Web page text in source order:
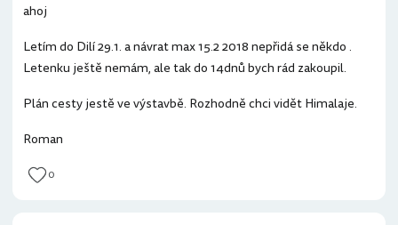
ahoj
Letím do Dilí 29.1. a návrat max 15.2 2018 nepřidá se někdo .
Letenku ještě nemám, ale tak do 14dnů bych rád zakoupil.
Plán cesty jestě ve výstavbě. Rozhodně chci vidět Himalaje.
Roman
0